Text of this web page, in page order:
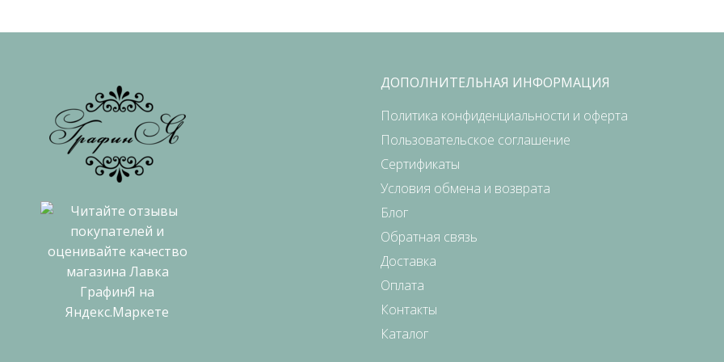
ДОПОЛНИТЕЛЬНАЯ ИНФОРМАЦИЯ
Политика конфиденциальности и оферта
Пользовательское соглашение
Сертификаты
Условия обмена и возврата
Блог
Обратная связь
Доставка
Оплата
Контакты
Каталог